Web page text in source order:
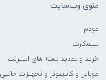
منوی وب‌سایت
مودم
سیمکارت
خرید و تمدید بسته های اینترنت
موبایل و کامپیوتر و تجهیزات جانبی